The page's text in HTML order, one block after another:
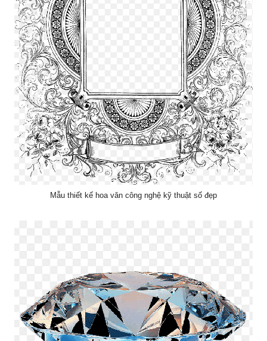
Mẫu thiết kế hoa văn công nghệ kỹ thuật số đẹp